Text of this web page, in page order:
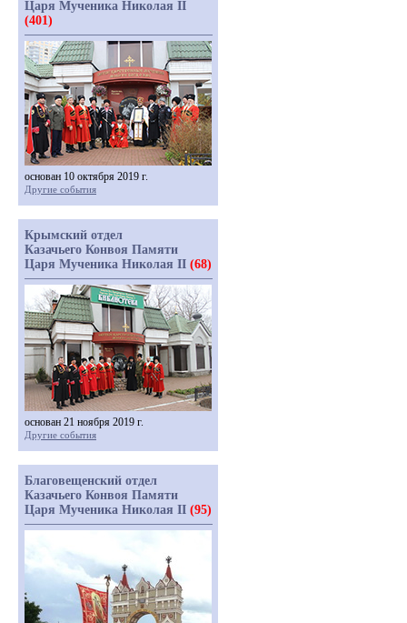
Царя Мученика Николая II
(401)
основан 10 октября 2019 г.
Другие события
Крымский отдел
Казачьего Конвоя Памяти
Царя Мученика Николая II (68)
основан 21 ноября 2019 г.
Другие события
Благовещенский отдел
Казачьего Конвоя Памяти
Царя Мученика Николая II (95)